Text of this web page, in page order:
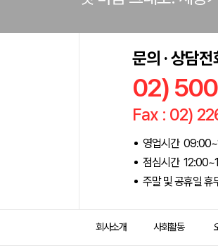
문의 · 상담전
02)
Fax : 02)
영업시간
점심시간
주말 및 공휴일 휴
회사소개 사회활동